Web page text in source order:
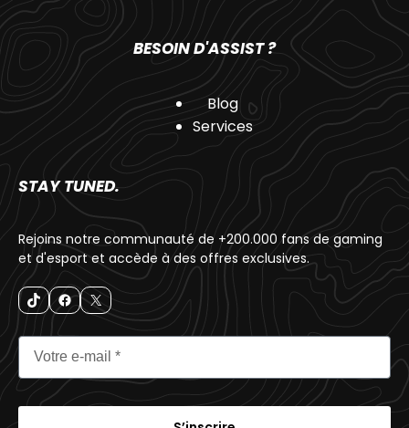
BESOIN D'ASSIST ?
Blog
Services
STAY TUNED.
Rejoins notre communauté de +200.000 fans de gaming
et d'esport et accède à des offres exclusives.